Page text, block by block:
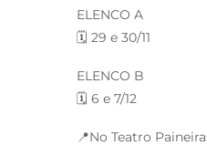
ELENCO A
🗓️ 29 e 30/11
ELENCO B
🗓️ 6 e 7/12
📍No Teatro